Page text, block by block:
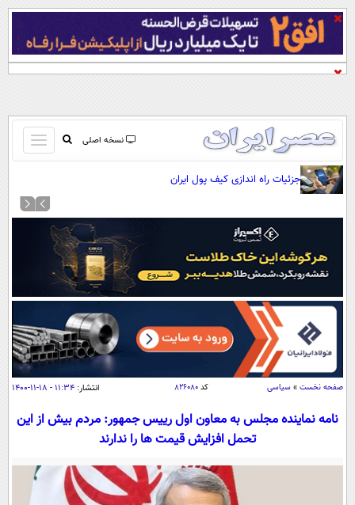
نسخه اصلی
باز
و
کردن
صفحه اول
آرشیو
نظرسنجی
آب و هوا
اوقات شرعی
سواد زندگی
اقتصاد
اقتصادی
خودرو
جامعه
اجتماعی
حوادث
سلامت
ورزشی
بین الملل
سیاست خارجی
فرهنگ و هنر
جزئیات راه اندازی کیف پول ایران
صفحه نخست » سیاسی کد ۸۲۶۰۸۰ انتشار: ۱۱:۳۴ - ۱۸-۱۱-۱۴۰۰
نامه نماینده مجلس به معاون اول رییس جمهور: مردم بیش از این
تحمل افزایش قیمت ها را ندارند